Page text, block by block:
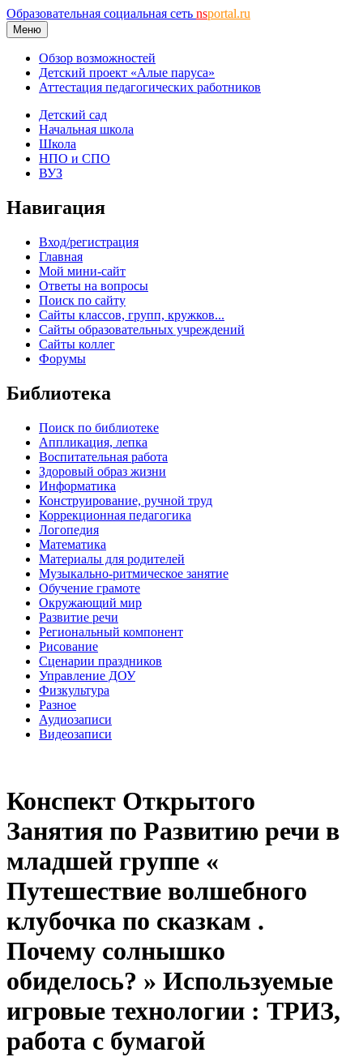
Образовательная социальная сеть nsportal.ru
Меню
Обзор возможностей
Детский проект «Алые паруса»
Аттестация педагогических работников
Детский сад
Начальная школа
Школа
НПО и СПО
ВУЗ
Навигация
Вход/регистрация
Главная
Мой мини-сайт
Ответы на вопросы
Поиск по сайту
Сайты классов, групп, кружков...
Сайты образовательных учреждений
Сайты коллег
Форумы
Библиотека
Поиск по библиотеке
Аппликация, лепка
Воспитательная работа
Здоровый образ жизни
Информатика
Конструирование, ручной труд
Коррекционная педагогика
Логопедия
Математика
Материалы для родителей
Музыкально-ритмическое занятие
Обучение грамоте
Окружающий мир
Развитие речи
Региональный компонент
Рисование
Сценарии праздников
Управление ДОУ
Физкультура
Разное
Аудиозаписи
Видеозаписи
Конспект Открытого
Занятия по Развитию речи в
младшей группе «
Путешествие волшебного
клубочка по сказкам .
Почему солнышко
обиделось? » Используемые
игровые технологии : ТРИЗ,
работа с бумагой